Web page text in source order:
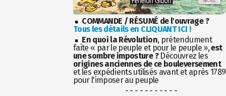
COMMANDE / RÉSUMÉ de l'ouvrage ?
Tous les détails en CLIQUANT ICI !
En quoi la Révolution, prétendument
faite « par le peuple et pour le peuple »,est
une sombre imposture ?Découvrez les
origines anciennes de ce bouleversement
et les expédients utilisés avant et après 1789
pour l'imposer au peuple
- - - - - - - - - - -